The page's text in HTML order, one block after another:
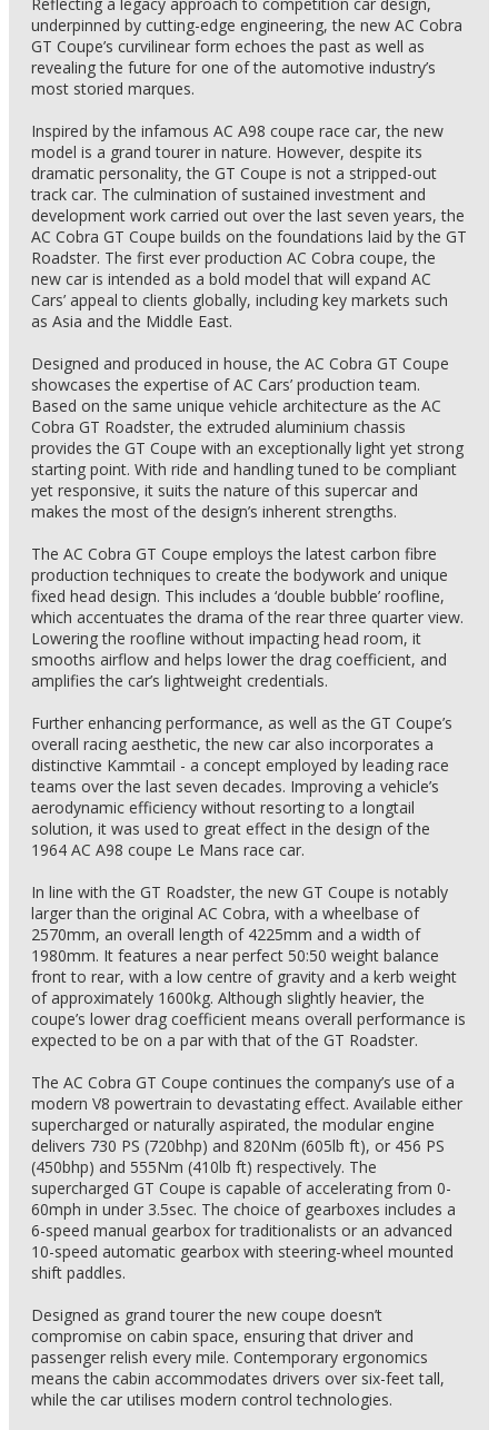
underpinned by cutting-edge engineering, the new AC Cobra
GT Coupe’s curvilinear form echoes the past as well as
revealing the future for one of the automotive industry’s
most storied marques.
Inspired by the infamous AC A98 coupe race car, the new
model is a grand tourer in nature. However, despite its
dramatic personality, the GT Coupe is not a stripped-out
track car. The culmination of sustained investment and
development work carried out over the last seven years, the
AC Cobra GT Coupe builds on the foundations laid by the GT
Roadster. The first ever production AC Cobra coupe, the
new car is intended as a bold model that will expand AC
Cars’ appeal to clients globally, including key markets such
as Asia and the Middle East.
Designed and produced in house, the AC Cobra GT Coupe
showcases the expertise of AC Cars’ production team.
Based on the same unique vehicle architecture as the AC
Cobra GT Roadster, the extruded aluminium chassis
provides the GT Coupe with an exceptionally light yet strong
starting point. With ride and handling tuned to be compliant
yet responsive, it suits the nature of this supercar and
makes the most of the design’s inherent strengths.
The AC Cobra GT Coupe employs the latest carbon fibre
production techniques to create the bodywork and unique
fixed head design. This includes a ‘double bubble’ roofline,
which accentuates the drama of the rear three quarter view.
Lowering the roofline without impacting head room, it
smooths airflow and helps lower the drag coefficient, and
amplifies the car’s lightweight credentials.
Further enhancing performance, as well as the GT Coupe’s
overall racing aesthetic, the new car also incorporates a
distinctive Kammtail - a concept employed by leading race
teams over the last seven decades. Improving a vehicle’s
aerodynamic efficiency without resorting to a longtail
solution, it was used to great effect in the design of the
1964 AC A98 coupe Le Mans race car.
In line with the GT Roadster, the new GT Coupe is notably
larger than the original AC Cobra, with a wheelbase of
2570mm, an overall length of 4225mm and a width of
1980mm. It features a near perfect 50:50 weight balance
front to rear, with a low centre of gravity and a kerb weight
of approximately 1600kg. Although slightly heavier, the
coupe’s lower drag coefficient means overall performance is
expected to be on a par with that of the GT Roadster.
The AC Cobra GT Coupe continues the company’s use of a
modern V8 powertrain to devastating effect. Available either
supercharged or naturally aspirated, the modular engine
delivers 730 PS (720bhp) and 820Nm (605lb ft), or 456 PS
(450bhp) and 555Nm (410lb ft) respectively. The
supercharged GT Coupe is capable of accelerating from 0-
60mph in under 3.5sec. The choice of gearboxes includes a
6-speed manual gearbox for traditionalists or an advanced
10-speed automatic gearbox with steering-wheel mounted
shift paddles.
Designed as grand tourer the new coupe doesn’t
compromise on cabin space, ensuring that driver and
passenger relish every mile. Contemporary ergonomics
means the cabin accommodates drivers over six-feet tall,
while the car utilises modern control technologies.